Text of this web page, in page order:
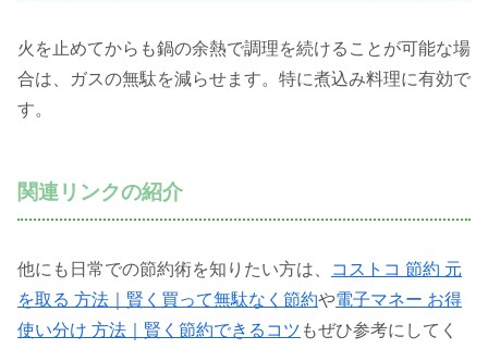
火を止めてからも鍋の余熱で調理を続けることが可能な場
合は、ガスの無駄を減らせます。特に煮込み料理に有効で
す。
関連リンクの紹介
他にも日常での節約術を知りたい方は、
コストコ 節約 元
を取る 方法｜賢く買って無駄なく節約や電子マネー お得
使い分け 方法｜賢く節約できるコツ もぜひ参考にしてく